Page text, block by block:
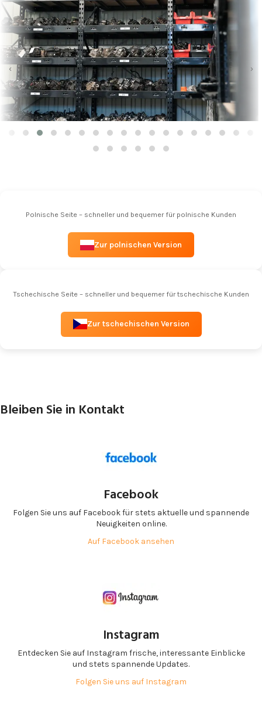
‹ ›
Polnische Seite – schneller und bequemer für polnische Kunden
Zur polnischen Version
Tschechische Seite – schneller und bequemer für tschechische Kunden
Zur tschechischen Version
Bleiben Sie in Kontakt
Facebook
Folgen Sie uns auf Facebook für stets aktuelle und spannende
Neuigkeiten online.
Auf Facebook ansehen
Instagram
Entdecken Sie auf Instagram frische, interessante Einblicke
und stets spannende Updates.
Folgen Sie uns auf Instagram